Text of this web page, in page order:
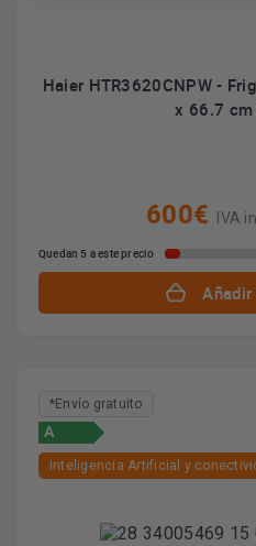
Haier HTR3620CNPW -
x 66.7 cm
600€ IVA
Quedan 5 a este precio
*Envío gratuito
A
Inteligencia Artificial y